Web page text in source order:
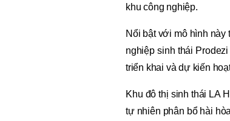
khu công nghiệp.
Nổi bật với mô hình này
nghiệp sinh thái
triển khai và dự kiến
Khu đô thị sinh thái LA
tự nhiên phân bổ hài